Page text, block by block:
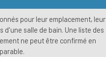
pour leur emplacement, leur
salle de bain. Une liste des
ne peut être confirmé en